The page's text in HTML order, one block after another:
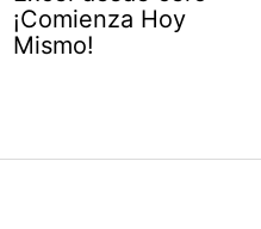
¡Comienza Hoy
Mismo!